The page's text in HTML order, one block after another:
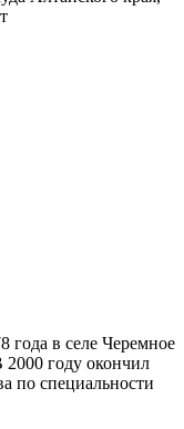
года в селе Черемное
2000 году окончил
по специальности